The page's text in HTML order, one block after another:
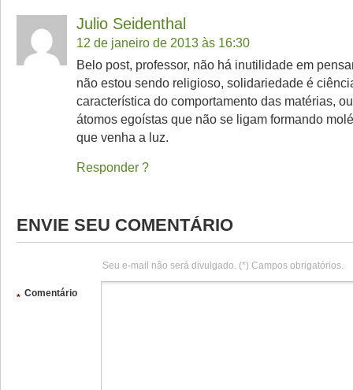
Julio Seidenthal
12 de janeiro de 2013 às 16:30
Belo post, professor, não há inutilidade em
não estou sendo religioso, solidariedade é
característica do comportamento das matérias,
átomos egoístas que não se ligam formando
que venha a luz.
Responder
ENVIE SEU COMENTÁRIO
Seu e-mail não será divulgado. (*) Campos obrigatórios.
Comentário
*